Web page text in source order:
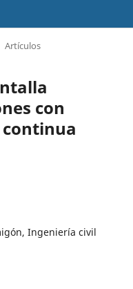
Artículos
con
Ingeniería civil